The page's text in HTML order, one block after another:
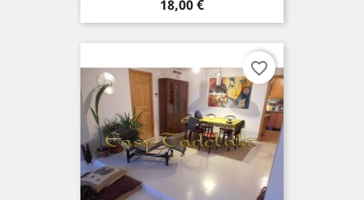
Precio
18,00 €
favorite_border